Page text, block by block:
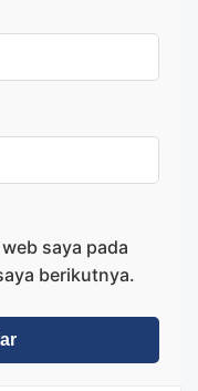
saya pada
berikutnya.